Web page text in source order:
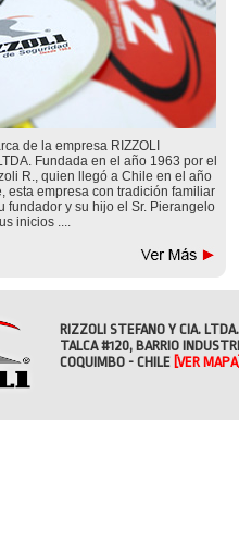
de la empresa RIZZOLI
Fundada en el año 1963 por el
R., quien llegó a Chile en el año
esta empresa con tradición familiar
fundador y su hijo el Sr. Pierangelo
inicios ....
RIZZOLI STEFANO Y CIA. LTDA.
TALCA #120, BARRIO
COQUIMBO - CHILE [VER